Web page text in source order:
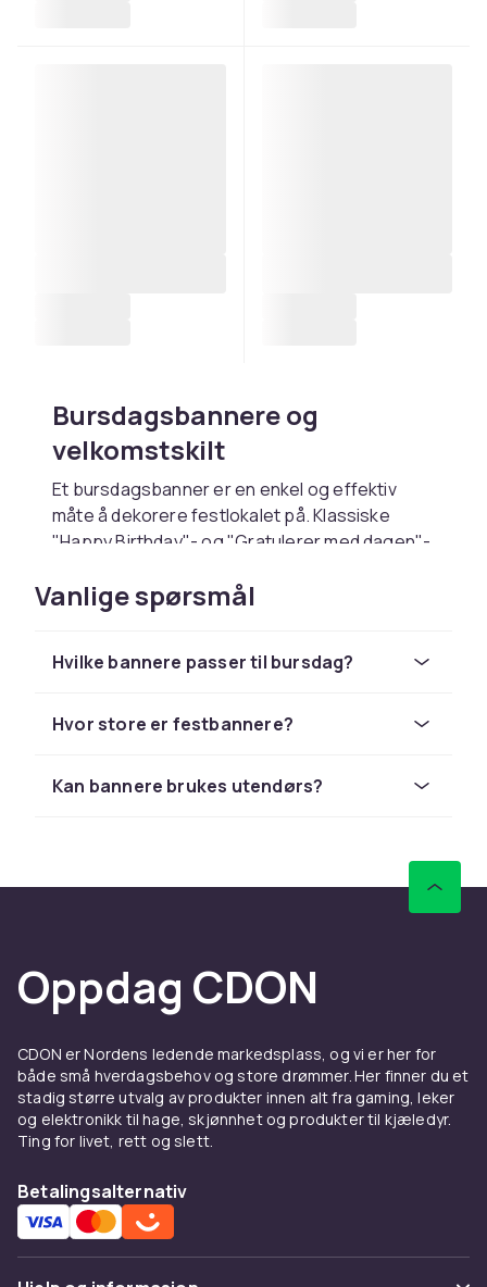
Bursdagsbannere og
velkomstskilt
Et bursdagsbanner er en enkel og effektiv
måte å dekorere festlokalet på. Klassiske
"Happy Birthday"- og "Gratulerer med dagen"-
og spesialbestilte bannere med navn og alder
gir en personlig touch. Heng dem opp ved
jubileumsbannere
romantisk og festlig atmosfære. Elegante
sateng, plast og papir i ulike formater tilpasset
Fotobooth-bakgrunner og
rekvisitter
Fotobooth-bakgrunner er trendende på
fester og gir gjestene et morsomt minne å ta
med hjem. Disse store bannerne i glitter,
blomster eller tematiske motiver skaper den
perfekte bakgrunnen for festbilder. Kombiner
fotobooth-opplevelse.
Velkomstbannere og
Vanlige spørsmål
Hvilke bannere passer til bursdag?
Hvor store er festbannere?
Kan bannere brukes utendørs?
Oppdag CDON
CDON er Nordens ledende markedsplass, og vi er her for
både små hverdagsbehov og store drømmer. Her finner du et
stadig større utvalg av produkter innen alt fra gaming, leker
og elektronikk til hage, skjønnhet og produkter til kjæledyr.
Ting for livet, rett og slett.
Betalingsalternativ